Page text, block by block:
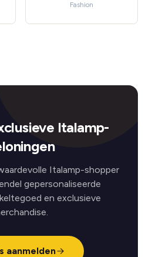
Fashion
Italamp-
Italamp-shopper
gepersonaliseerde
en exclusieve
aanmelden